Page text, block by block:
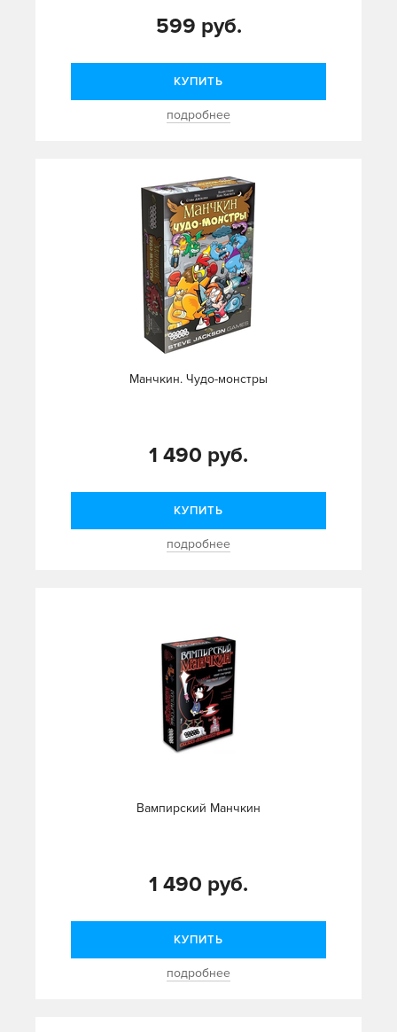
599 руб.
КУПИТЬ
подробнее
Манчкин. Чудо-монстры
1 490 руб.
КУПИТЬ
подробнее
Вампирский Манчкин
1 490 руб.
КУПИТЬ
подробнее